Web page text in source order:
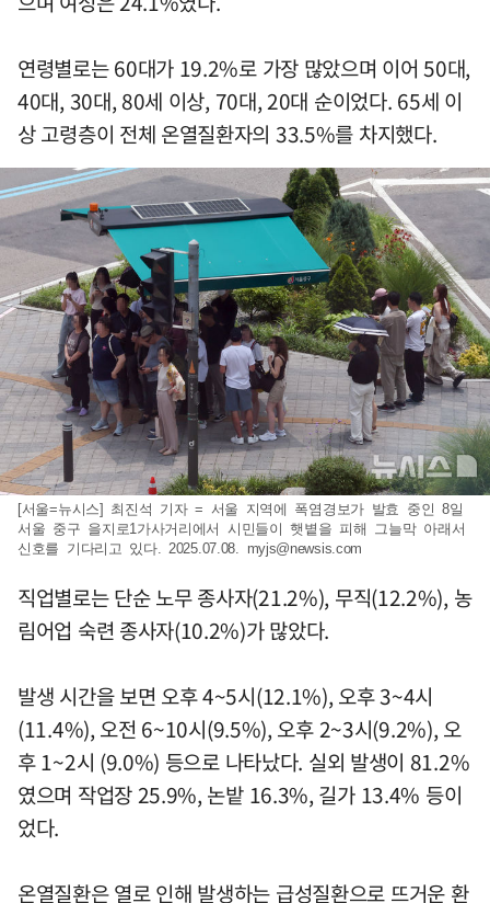
연령별로는 60대가 19.2%로 가장 많았으며 이어 50대,
40대, 30대, 80세 이상, 70대, 20대 순이었다. 65세 이
상 고령층이 전체 온열질환자의 33.5%를 차지했다.
[서울=뉴시스] 최진석 기자 = 서울 지역에 폭염경보가 발효 중인 8일
서울 중구 을지로1가사거리에서 시민들이 햇볕을 피해 그늘막 아래서
신호를 기다리고 있다. 2025.07.08. myjs@newsis.com
직업별로는 단순 노무 종사자(21.2%), 무직(12.2%), 농
림어업 숙련 종사자(10.2%)가 많았다.
발생 시간을 보면 오후 4~5시(12.1%), 오후 3~4시
(11.4%), 오전 6~10시(9.5%), 오후 2~3시(9.2%), 오
후 1~2시 (9.0%) 등으로 나타났다. 실외 발생이 81.2%
였으며 작업장 25.9%, 논밭 16.3%, 길가 13.4% 등이
었다.
온열질환은 열로 인해 발생하는 급성질환으로 뜨거운 환